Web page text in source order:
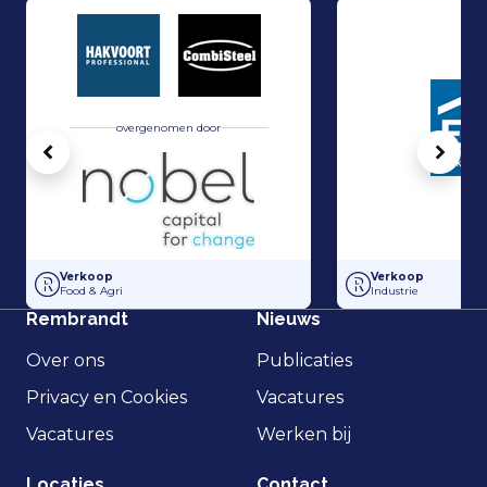
overgenomen door
Hakvoort en Nobel Capital Partners hebben een strategisch
Verkoop
Food & Agri
Management Buy-
Verkoop
Industrie
Vorige
Rembrandt
Over ons
Privacy en Cookies
Vacatures
Nieuws
Publicaties
Vacatures
Werken bij